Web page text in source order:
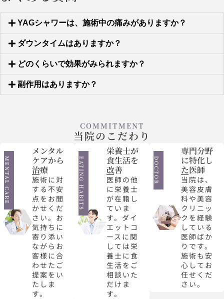
YAGシャワーは、施術中の痛みがありますか？
ダウンタイムはありますか？
どのくらいで効果がみられますか？
副作用はありますか？
COMMITMENT
当院のこだわり
MENTAL CARE
メンタル
ケアから
治療
施術に対
する不安
点をお聞
かせくだ
さい。お
気持ちに
寄り添い
ながらお
客様に合
わせたご
提案をい
たしま
す。
EATING HABITS
栄養士が
食生活を
改善
医師の他
に栄養士
が在籍し
ていま
す。ダイ
エットコ
ースに関
しては栄
養士に食
生活をご
相談いた
だけま
す。
DOCTOR
専門分野
に特化し
た医師
当院は、
美容皮膚
科や美容
クリニッ
クを経験
している
医師ばか
りです。
施術も安
心してお
任せくだ
さい。